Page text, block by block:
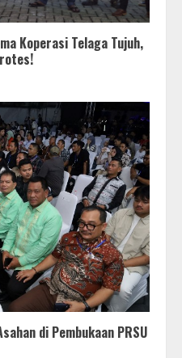
Koperasi Telaga Tujuh,
di Pembukaan PRSU